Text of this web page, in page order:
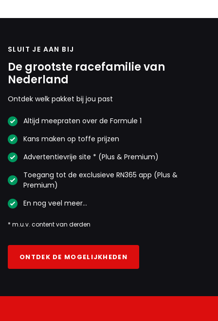
Dit bericht is aangepast op:
melden met een RN365-account.
SLUIT JE AAN BIJ
De grootste racefamilie van
Nederland
Ontdek welk pakket bij jou past
Altijd meepraten over de Formule 1
Kans maken op toffe prijzen
Advertentievrije site * (Plus & Premium)
Toegang tot de exclusieve RN365 app (Plus &
Premium)
En nog veel meer…
* m.u.v. content van derden
ONTDEK DE MOGELIJKHEDEN